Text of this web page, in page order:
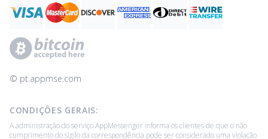
© ‌pt.appmse.com
CONDIÇÕES GERAIS:
A administração do serviço AppMessenger informa os clientes de que o não
cumprimento do sigilo da correspondência pode ser considerado uma violação